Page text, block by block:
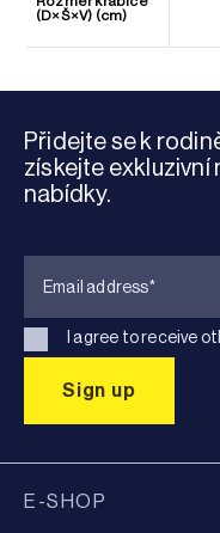
(D×Š×V) (cm)
Přidejte se k
získejte exkluzivní
nabídky.
I agree to receive
E-SHOP